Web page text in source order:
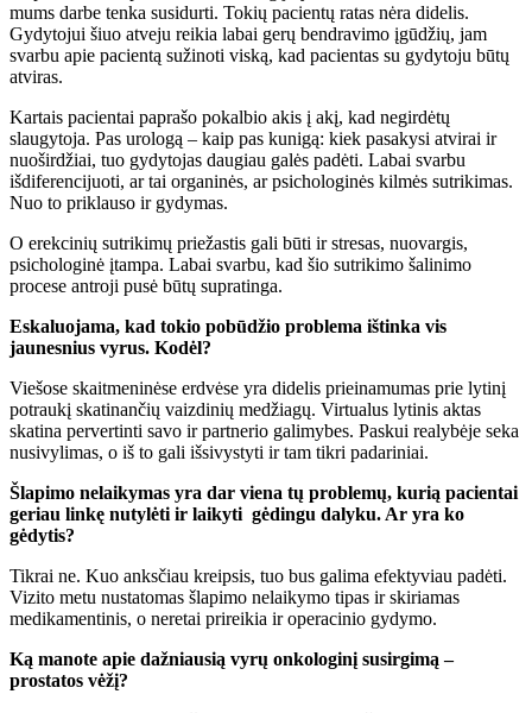
mums darbe tenka susidurti. Tokių pacientų ratas nėra didelis.
Gydytojui šiuo atveju reikia labai gerų bendravimo įgūdžių, jam
svarbu apie pacientą sužinoti viską, kad pacientas su gydytoju būtų
atviras.
Kartais pacientai paprašo pokalbio akis į akį, kad negirdėtų
slaugytoja. Pas urologą – kaip pas kunigą: kiek pasakysi atvirai ir
nuoširdžiai, tuo gydytojas daugiau galės padėti. Labai svarbu
išdiferencijuoti, ar tai organinės, ar psichologinės kilmės sutrikimas.
Nuo to priklauso ir gydymas.
O erekcinių sutrikimų priežastis gali būti ir stresas, nuovargis,
psichologinė įtampa. Labai svarbu, kad šio sutrikimo šalinimo
procese antroji pusė būtų supratinga.
Eskaluojama, kad tokio pobūdžio problema ištinka vis
jaunesnius vyrus. Kodėl?
Viešose skaitmeninėse erdvėse yra didelis prieinamumas prie lytinį
potraukį skatinančių vaizdinių medžiagų. Virtualus lytinis aktas
skatina pervertinti savo ir partnerio galimybes. Paskui realybėje seka
nusivylimas, o iš to gali išsivystyti ir tam tikri padariniai.
Šlapimo nelaikymas yra dar viena tų problemų, kurią pacientai
geriau linkę nutylėti ir laikyti gėdingu dalyku. Ar yra ko
gėdytis?
Tikrai ne. Kuo anksčiau kreipsis, tuo bus galima efektyviau padėti.
Vizito metu nustatomas šlapimo nelaikymo tipas ir skiriamas
medikamentinis, o neretai prireikia ir operacinio gydymo.
Ką manote apie dažniausią vyrų onkologinį susirgimą –
prostatos vėžį?